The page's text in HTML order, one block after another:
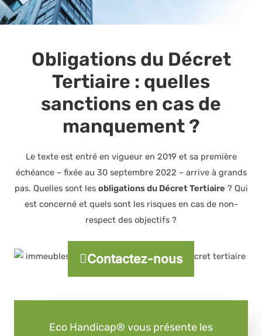
Obligations du Décret
Tertiaire : quelles
sanctions en cas de
manquement ?
Le texte est entré en vigueur en 2019 et sa première
échéance – fixée au 30 septembre 2022 – arrive à grands
pas. Quelles sont les obligations du Décret Tertiaire ? Qui
est concerné et quels sont les risques en cas de non-
respect des objectifs ?
Contactez-nous
Eco Handicap® vous présente les